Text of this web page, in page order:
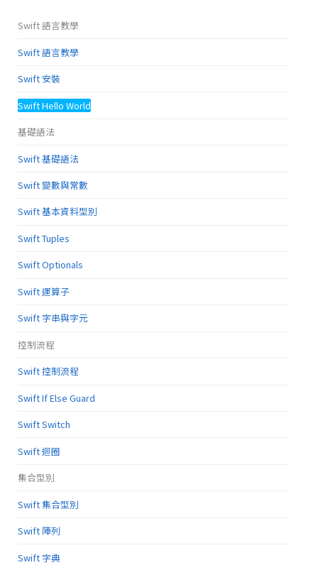
Swift 語言教學
Swift 語言教學
Swift 安裝
Swift Hello World
基礎語法
Swift 基礎語法
Swift 變數與常數
Swift 基本資料型別
Swift Tuples
Swift Optionals
Swift 運算子
Swift 字串與字元
控制流程
Swift 控制流程
Swift If Else Guard
Swift Switch
Swift 迴圈
集合型別
Swift 集合型別
Swift 陣列
Swift 字典